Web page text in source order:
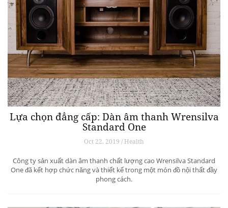
Lựa chọn đẳng cấp: Dàn âm thanh Wrensilva
Standard One
Oct 22, 2019 / Health
Công ty sản xuất dàn âm thanh chất lượng cao Wrensilva Standard
One đã kết hợp chức năng và thiết kế trong một món đồ nội thất đầy
phong cách.